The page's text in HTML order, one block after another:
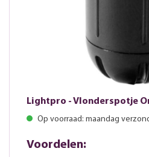
Lightpro - Vlonderspotje
Op voorraad: maandag
Voordelen: